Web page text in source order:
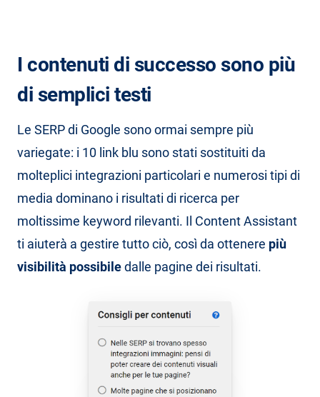
I contenuti di successo sono più
di semplici testi
Le SERP di Google sono ormai sempre più
variegate: i 10 link blu sono stati sostituiti da
molteplici integrazioni particolari e numerosi tipi di
media dominano i risultati di ricerca per
moltissime keyword rilevanti. Il Content Assistant
ti aiuterà a gestire tutto ciò, così da ottenere più
visibilità possibiledalle pagine dei risultati.